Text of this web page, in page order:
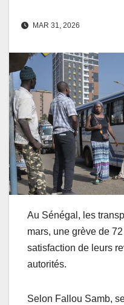
MAR 31, 2026
Au Sénégal, les
mars, une grève de
satisfaction de leurs
autorités.
Selon Fallou Samb,